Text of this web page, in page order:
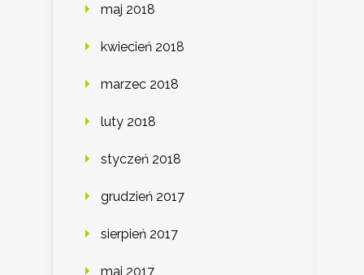
maj 2018
kwiecień 2018
marzec 2018
luty 2018
styczeń 2018
grudzień 2017
sierpień 2017
maj 2017